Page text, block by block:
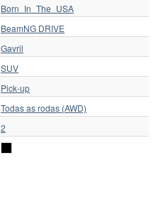
Born_In_The_USA
BeamNG DRIVE
Gavril
SUV
Pick-up
Todas as rodas (AWD)
2